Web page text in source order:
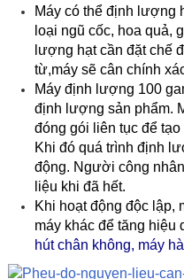
Máy có thể định lượng
loại ngũ cốc, hoa quả,
lượng hạt cần đặt chế
từ,máy sẽ cân chính
Máy định lượng 100
định lượng sản phẩm.
đóng gói liên tục để
Khi đó quá trình định
động. Người công
liệu khi đã hết.
Khi hoạt động độc lập,
máy khác để tăng hiệu
hút chân không, máy